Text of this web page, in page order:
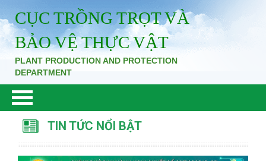
CỤC TRỒNG TRỌT VÀ
BẢO VỆ THỰC VẬT
PLANT PRODUCTION AND PROTECTION
DEPARTMENT
TIN TỨC NỔI BẬT